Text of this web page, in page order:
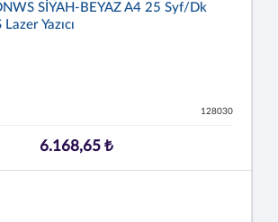
SİYAH-BEYAZ A4 25 Syf/dk
Yazıcı
128030
6.168,65 ₺